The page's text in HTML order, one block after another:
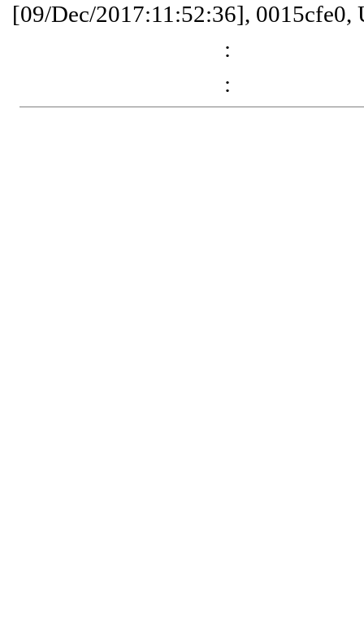
[09/Dec/2017:11:52:36],
:
: